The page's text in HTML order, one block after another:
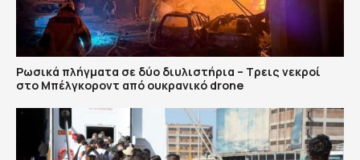
Ρωσικά πλήγματα σε δύο διυλιστήρια – Τρεις νεκροί
στο Μπέλγκοροντ από ουκρανικό drone